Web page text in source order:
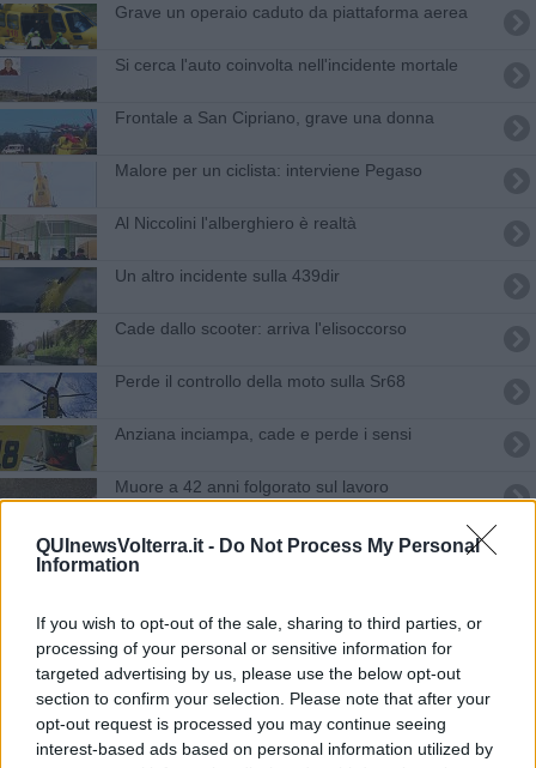
QUInewsVolterra.it - Do Not Process My Personal
Information
If you wish to opt-out of the sale, sharing to third parties, or
processing of your personal or sensitive information for
targeted advertising by us, please use the below opt-out
section to confirm your selection. Please note that after your
opt-out request is processed you may continue seeing
interest-based ads based on personal information utilized by
Grave un operaio caduto da piattaforma aerea
Si cerca l'auto coinvolta nell'incidente mortale
Frontale a San Cipriano, grave una donna
Malore per un ciclista: interviene Pegaso
Al Niccolini l'alberghiero è realtà
Un altro incidente sulla 439dir
Cade dallo scooter: arriva l'elisoccorso
Perde il controllo della moto sulla Sr68
Anziana inciampa, cade e perde i sensi
Muore a 42 anni folgorato sul lavoro
Detenuto si brucia in cella: trasportato in
elicottero a Cisanello
Il diario di pietra di Nof 4
Incastrato nell'auto ribaltata lungo la 439
Donna investita in centro